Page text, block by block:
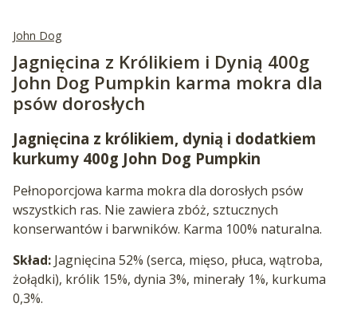
John Dog
Jagnięcina z Królikiem i Dynią 400g
John Dog Pumpkin karma mokra dla
psów dorosłych
Jagnięcina z królikiem, dynią i dodatkiem
kurkumy 400g John Dog Pumpkin
Pełnoporcjowa karma mokra dla dorosłych psów
wszystkich ras. Nie zawiera zbóż, sztucznych
konserwantów i barwników. Karma 100% naturalna.
Skład: Jagnięcina 52% (serca, mięso, płuca, wątroba,
żołądki), królik 15%, dynia 3%, minerały 1%, kurkuma
0,3%.